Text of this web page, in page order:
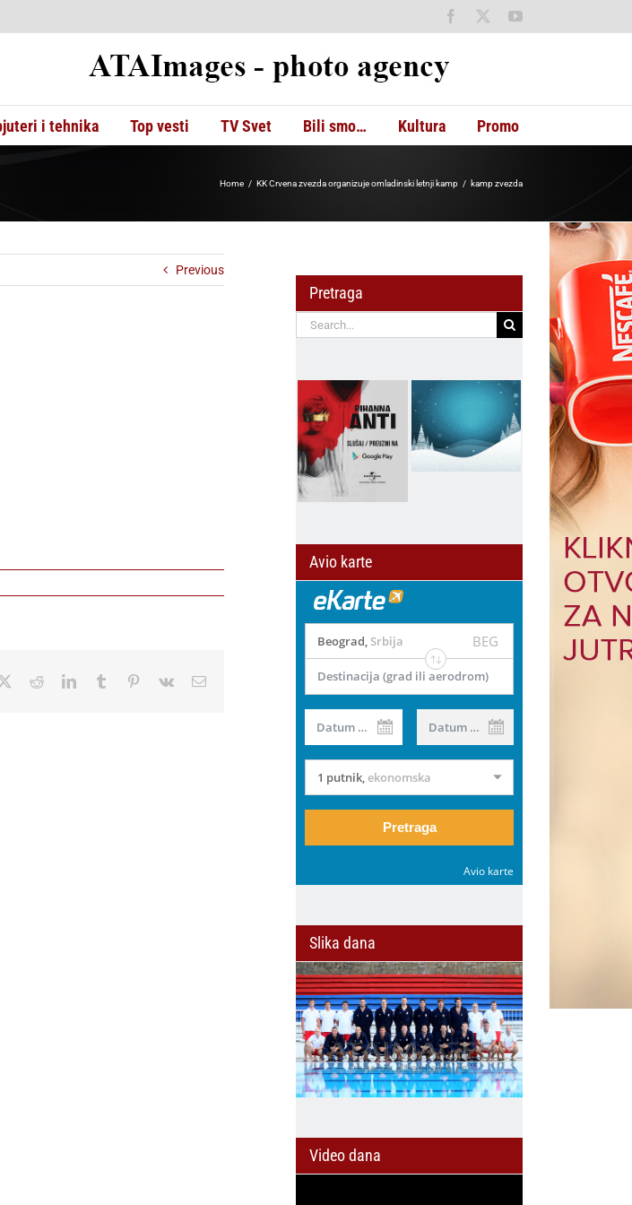
Facebook YouTube
i tehnika Top vesti TV Svet Bili smo… Kultura Promo
Home KK Crvena zvezda organizuje omladinski letnji kamp kamp zvezda
Previous
RedditLinkedInTumblr Pinterest
Vk Email
Pretraga
Search
for:
Avio karte
Beograd, Srbija BEG
Destinacija (grad ili aerodrom)
Datum od Datum do
1 putnik,ekonomska
Pretraga
Avio karte
Slika dana
Video dana